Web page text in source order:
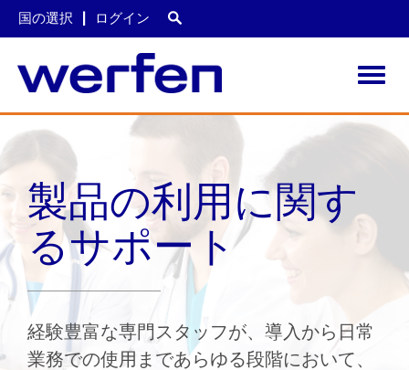
国の選択 ログイン
イ
ン
ツ
に
製品の利用に関す
るサポート
経験豊富な専門スタッフが、導入から日常
業務での使用まであらゆる段階において、